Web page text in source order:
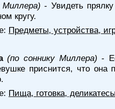
Миллера) - Увидеть
кругу.
Предметы, устройства,
(по соннику Миллера) -
приснится, что она
Пища, готовка,